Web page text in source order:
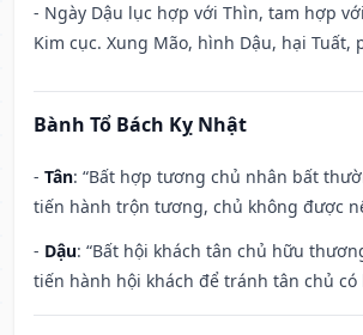
- Ngày Dậu lục hợp với Thìn, tam hợp
Kim cục. Xung Mão, hình Dậu, hại Tuất,
Bành Tổ Bách Kỵ Nhật
- Tân: “Bất hợp tương chủ nhân bất
tiến hành trộn tương, chủ không được
- Dậu: “Bất hội khách tân chủ hữu
tiến hành hội khách để tránh tân chủ có